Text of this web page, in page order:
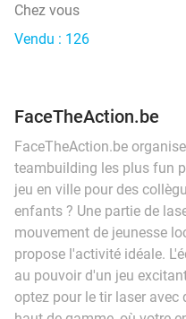
Chez vous
Vendu : 126
FaceTheAction.be
FaceTheAction.be
teambuilding les plus fun
jeu en ville pour des
enfants ? Une partie de
mouvement de jeunesse
propose l'activité idéale.
au pouvoir d'un jeu
optez pour le tir laser avec